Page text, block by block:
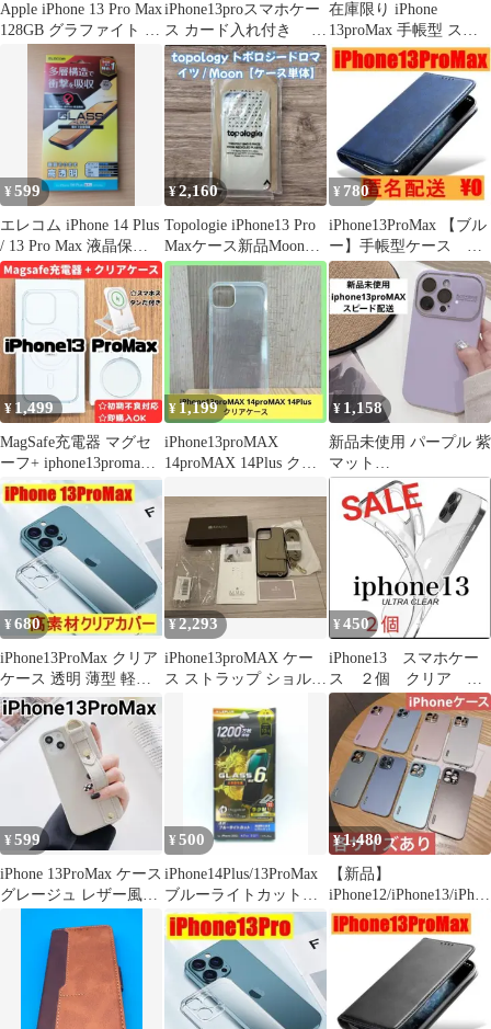
Apple iPhone 13 Pro Max
128GB グラファイト 本
iPhone13proスマホケー
ス カード入れ付き ホ
ワイト全透明 新品
在庫限り iPhone
13proMax 手帳型 スマ
ホケース レザー キャメ
ル
¥599
エレコム iPhone 14 Plus
/ 13 Pro Max 液晶保護
ガラス
¥2,160
Topologie iPhone13 Pro
Maxケース新品Moonド
ロマイツ
¥ 780
iPhone13ProMax 【ブル
ー】手帳型ケース マ
グネット シンプルカ
バー
¥ 1,499
MagSafe充電器 マグセ
ーフ+ iphone13promax
クリアケースh
¥ 1,199
iPhone13proMAX
14proMAX 14Plus クリ
¥ 1,158
新品未使用 パープル 紫
マット
iphone13proMAX ケー
ス
¥680
iPhone13ProMax クリア
ケース 透明 薄型 軽量
シンプル
¥2,293
iPhone13proMAX ケー
ス ストラップ ショルダ
¥ 450
iPhone13 スマホケー
ス ２個 クリア 透
明ケース シンプル
¥599
iPhone 13ProMax ケース
グレージュ レザー風
¥500
iPhone14Plus/13ProMax
ブルーライトカットガ
ラスフィルム
¥1,480
【新品】
iPhone12/iPhone13/iPhon
e14ケース 他各サイズ